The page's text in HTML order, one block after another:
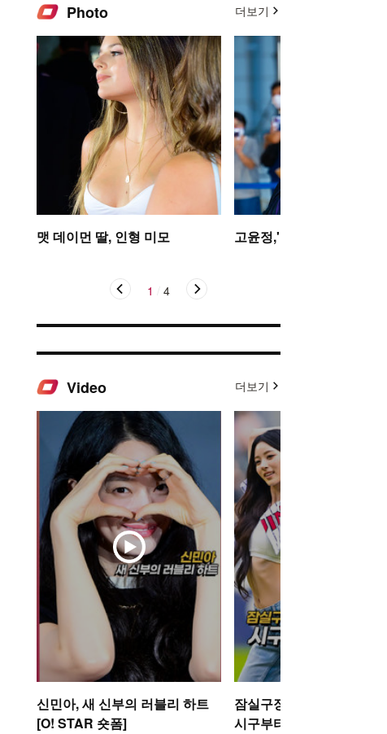
Photo 더보기
맷 데이먼 딸, 인형 미모 고윤정,'탄성을 자아내는
1 4
Video 더보기
신민아, 새 신부의 러블리 하트
[O! STAR 숏폼]
잠실구장 뒤흔든 미야오
시구부터 댄스까지 [O!